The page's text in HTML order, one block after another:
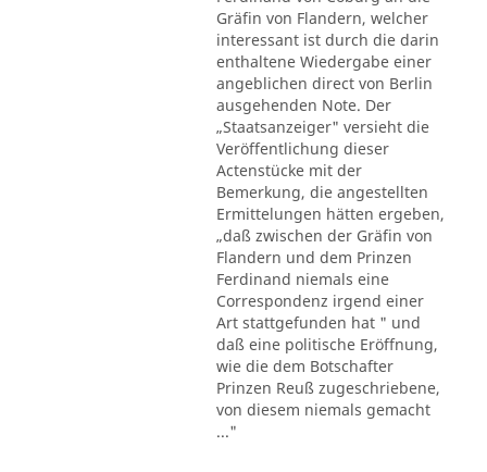
Gräfin von Flandern, welcher
interessant ist durch die darin
enthaltene Wiedergabe einer
angeblichen direct von Berlin
ausgehenden Note. Der
„Staatsanzeiger" versieht die
Veröffentlichung dieser
Actenstücke mit der
Bemerkung, die angestellten
Ermittelungen hätten ergeben,
„daß zwischen der Gräfin von
Flandern und dem Prinzen
Ferdinand niemals eine
Correspondenz irgend einer
Art stattgefunden hat " und
daß eine politische Eröffnung,
wie die dem Botschafter
Prinzen Reuß zugeschriebene,
von diesem niemals gemacht
..."